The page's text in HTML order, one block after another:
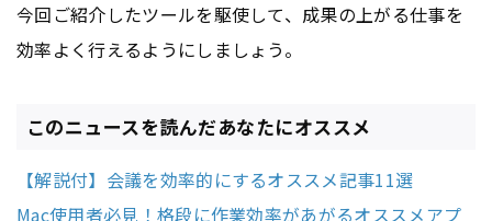
今回ご紹介したツールを駆使して、成果の上がる仕事を
効率よく行えるようにしましょう。
このニュースを読んだあなたにオススメ
【解説付】会議を効率的にするオススメ記事11選
Mac使用者必見！格段に作業効率があがるオススメアプ